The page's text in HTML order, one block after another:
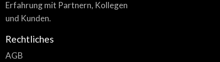
Erfahrung mit Partnern, Kollegen
und Kunden.
Rechtliches
AGB